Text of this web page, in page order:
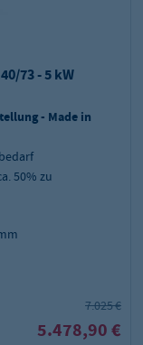
73 - 5 kW
- Made in
50% zu
7.025 €
5.478,90 €